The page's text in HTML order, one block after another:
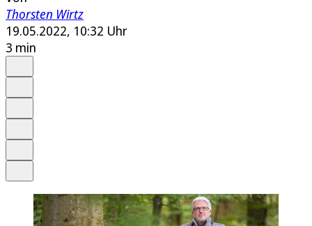
Thorsten Wirtz
19.05.2022, 10:32 Uhr
3 min